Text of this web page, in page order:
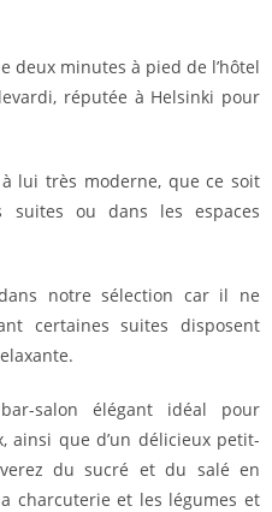
deux minutes à pied de l’hôtel
réputée à Helsinki pour
lui très moderne, que ce soit
suites ou dans les espaces
notre sélection car il ne
certaines suites disposent
salon élégant idéal pour
ainsi que d’un délicieux petit-
du sucré et du salé en
charcuterie et les légumes et